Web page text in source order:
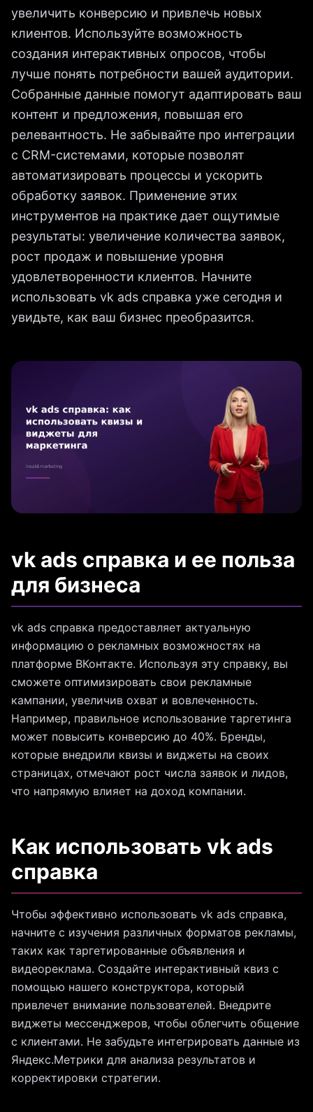
увеличить конверсию и привлечь новых
клиентов. Используйте возможность
создания интерактивных опросов, чтобы
лучше понять потребности вашей аудитории.
Собранные данные помогут адаптировать ваш
контент и предложения, повышая его
релевантность. Не забывайте про интеграции
с CRM-системами, которые позволят
автоматизировать процессы и ускорить
обработку заявок. Применение этих
инструментов на практике дает ощутимые
результаты: увеличение количества заявок,
рост продаж и повышение уровня
удовлетворенности клиентов. Начните
использовать vk ads справка уже сегодня и
увидьте, как ваш бизнес преобразится.
vk ads справка и ее польза
для бизнеса
vk ads справка предоставляет актуальную
информацию о рекламных возможностях на
платформе ВКонтакте. Используя эту справку, вы
сможете оптимизировать свои рекламные
кампании, увеличив охват и вовлеченность.
Например, правильное использование таргетинга
может повысить конверсию до 40%. Бренды,
которые внедрили квизы и виджеты на своих
страницах, отмечают рост числа заявок и лидов,
что напрямую влияет на доход компании.
Как использовать vk ads
справка
Чтобы эффективно использовать vk ads справка,
начните с изучения различных форматов рекламы,
таких как таргетированные объявления и
видеореклама. Создайте интерактивный квиз с
помощью нашего конструктора, который
привлечет внимание пользователей. Внедрите
виджеты мессенджеров, чтобы облегчить общение
с клиентами. Не забудьте интегрировать данные из
Яндекс.Метрики для анализа результатов и
корректировки стратегии.